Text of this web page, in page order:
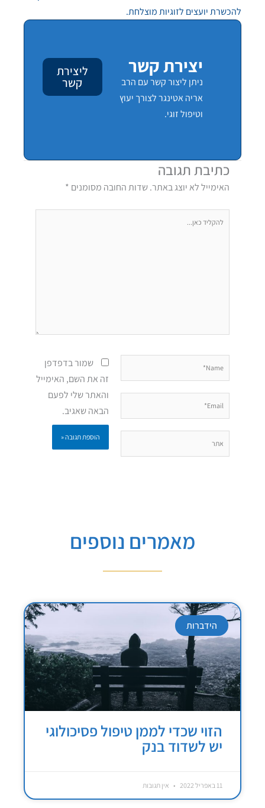
להכשרת יועצים לזוגיות מוצלחת.
יצירת קשר
ניתן ליצור קשר עם הרב
אריה אטינגר לצורך יעוץ
וטיפול זוגי.
ליצירת
קשר
כתיבת תגובה
האימייל לא יוצג באתר.שדות החובה מסומנים *
להקליד
Email*
שמור בדפדפן
זה את השם, האימייל
והאתר שלי לפעם
הבאה שאגיב.
מאמרים נוספים
הידברות
הזוי שכדי לממן טיפול פסיכולוגי
יש לשדוד בנק
11 באפריל 2022 אין תגובות